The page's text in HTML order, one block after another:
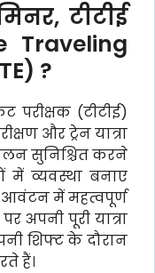
टीटीई
?
परीक्षक (टीटीई)
और ट्रेन यात्रा
सुनिश्चित करने
में व्यवस्था बनाए
आवंटन में महत्वपूर्ण
अपनी पूरी यात्रा
शिफ्ट के दौरान
हैं।